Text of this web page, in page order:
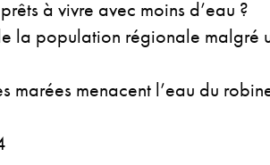
à vivre avec moins d’eau ?
la population régionale malgré
menacent l’eau du